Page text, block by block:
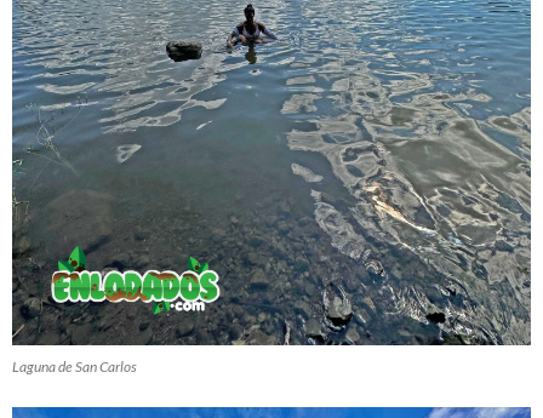
Laguna de San Carlos